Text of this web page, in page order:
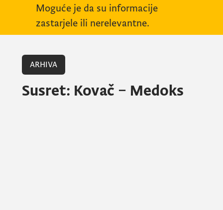
Moguće je da su informacije
zastarjele ili nerelevantne.
ARHIVA
Susret: Kovač – Medoks